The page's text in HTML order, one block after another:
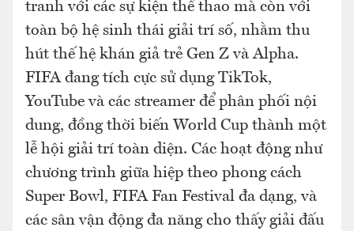
tranh với các sự kiện thể thao mà còn với
toàn bộ hệ sinh thái giải trí số, nhằm thu
hút thế hệ khán giả trẻ Gen Z và Alpha.
FIFA đang tích cực sử dụng TikTok,
YouTube và các streamer để phân phối nội
dung, đồng thời biến World Cup thành một
lễ hội giải trí toàn diện. Các hoạt động như
chương trình giữa hiệp theo phong cách
Super Bowl, FIFA Fan Festival đa dạng, và
các sân vận động đa năng cho thấy giải đấu